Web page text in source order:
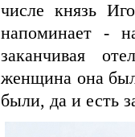
числе князь
напоминает -
заканчивая
женщина она
были, да и есть